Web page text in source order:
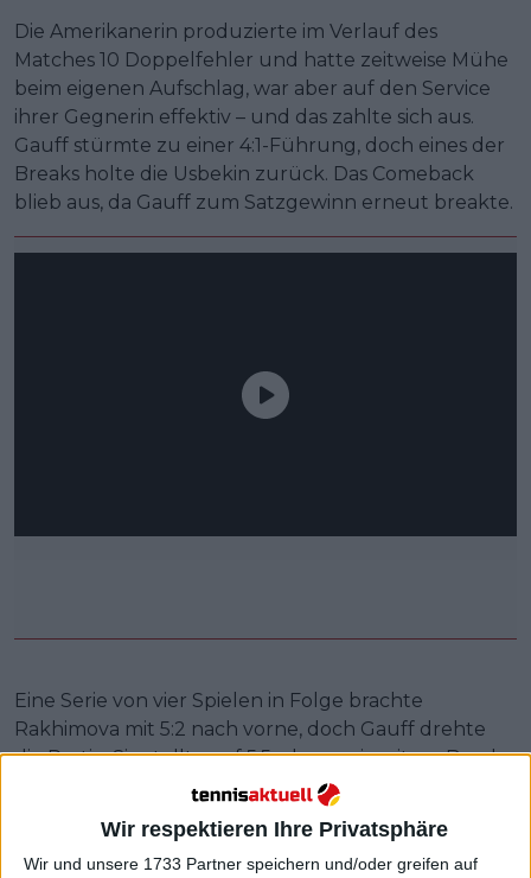
Wir respektieren Ihre Privatsphäre
Wir und unsere 1733 Partner speichern und/oder greifen auf
Die Amerikanerin produzierte im Verlauf des
Matches 10 Doppelfehler und hatte zeitweise Mühe
beim eigenen Aufschlag, war aber auf den Service
ihrer Gegnerin effektiv – und das zahlte sich aus.
Gauff stürmte zu einer 4:1-Führung, doch eines der
Breaks holte die Usbekin zurück. Das Comeback
blieb aus, da Gauff zum Satzgewinn erneut breakte.
Eine Serie von vier Spielen in Folge brachte
Rakhimova mit 5:2 nach vorne, doch Gauff drehte
die Partie. Sie stellte auf 5:5, ehe zwei weitere Breaks
den Satz in den Tiebreak führten.
Das Ende war bemerkenswert nervenaufreibend,
doch die 21-Jährige griff auf reichlich Erfahrung und